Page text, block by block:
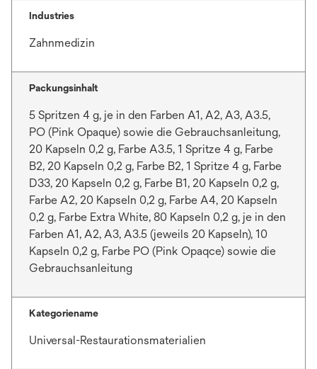
Industries
Zahnmedizin
Packungsinhalt
5 Spritzen 4 g, je in den Farben A1, A2, A3, A3.5,
PO (Pink Opaque) sowie die Gebrauchsanleitung,
20 Kapseln 0,2 g, Farbe A3.5, 1 Spritze 4 g, Farbe
B2, 20 Kapseln 0,2 g, Farbe B2, 1 Spritze 4 g, Farbe
D33, 20 Kapseln 0,2 g, Farbe B1, 20 Kapseln 0,2 g,
Farbe A2, 20 Kapseln 0,2 g, Farbe A4, 20 Kapseln
0,2 g, Farbe Extra White, 80 Kapseln 0,2 g, je in den
Farben A1, A2, A3, A3.5 (jeweils 20 Kapseln), 10
Kapseln 0,2 g, Farbe PO (Pink Opaqce) sowie die
Gebrauchsanleitung
Kategoriename
Universal-Restaurationsmaterialien